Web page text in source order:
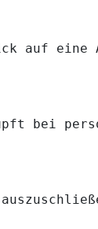
auf eine
bei